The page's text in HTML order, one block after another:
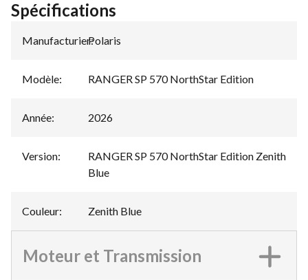
Spécifications
Manufacturier:
Polaris
Modèle: RANGER SP 570 NorthStar Edition
Année: 2026
Version:
RANGER SP 570 NorthStar Edition Zenith
Blue
Couleur: Zenith Blue
Moteur et Transmission